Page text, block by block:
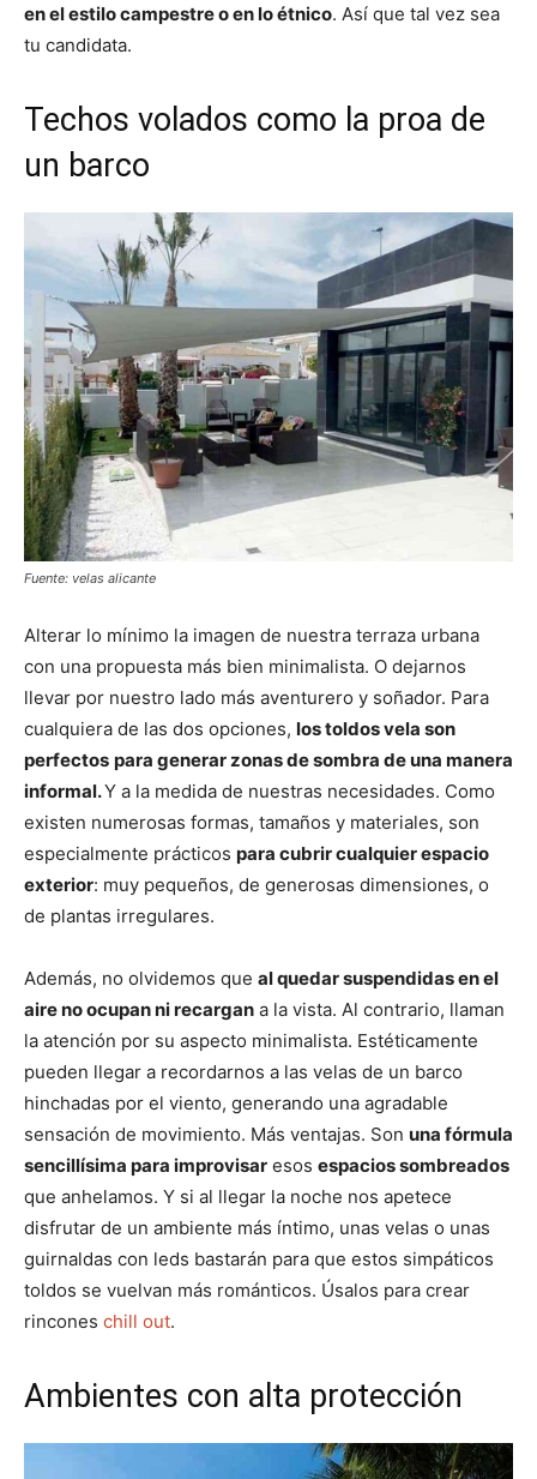
en el estilo campestre o en lo étnico. Así que tal vez sea
tu candidata.
Techos volados como la proa de
un barco
Fuente: velas alicante
Alterar lo mínimo la imagen de nuestra terraza urbana
con una propuesta más bien minimalista. O dejarnos
llevar por nuestro lado más aventurero y soñador. Para
cualquiera de las dos opciones, los toldos vela son
perfectos para generar zonas de sombra de una manera
informal.Y a la medida de nuestras necesidades. Como
existen numerosas formas, tamaños y materiales, son
especialmente prácticos para cubrir cualquier espacio
exterior: muy pequeños, de generosas dimensiones, o
de plantas irregulares.
Además, no olvidemos que al quedar suspendidas en el
aire no ocupan ni recargan a la vista. Al contrario, llaman
la atención por su aspecto minimalista. Estéticamente
pueden llegar a recordarnos a las velas de un barco
hinchadas por el viento, generando una agradable
sensación de movimiento. Más ventajas. Son una fórmula
sencillísima para improvisar esos espacios sombreados
que anhelamos. Y si al llegar la noche nos apetece
disfrutar de un ambiente más íntimo, unas velas o unas
guirnaldas con leds bastarán para que estos simpáticos
toldos se vuelvan más románticos. Úsalos para crear
rincones chill out.
Ambientes con alta protección